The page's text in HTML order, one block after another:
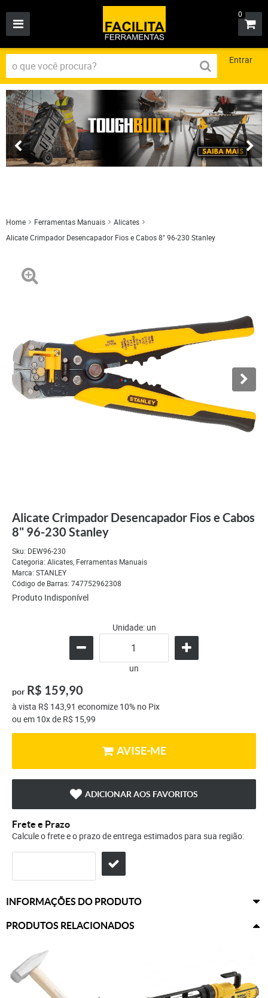
0
Entrar
Home Ferramentas Manuais
Alicates
Alicate Crimpador Desencapador Fios e Cabos 8" 96-230 Stanley
Alicate Crimpador Desencapador Fios e Cabos
8" 96-230 Stanley
Sku: DEW96-230
Categoria: Alicates, Ferramentas Manuais
Marca: STANLEY
Código de Barras: 747752962308
Produto Indisponível
Unidade: un
un
por R$ 159,90
à vista R$ 143,91 economize 10% no Pix
ou em 10xde R$ 15,99
AVISE-ME
ADICIONAR AOS FAVORITOS
Frete e Prazo
Calcule o frete e o prazo de entrega estimados para sua região:
INFORMAÇÕES DO PRODUTO
PRODUTOS RELACIONADOS